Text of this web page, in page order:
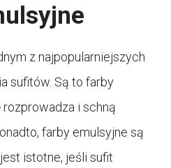
z najpopularniejszych
sufitów. Są to farby
rozprowadza i schną
farby emulsyjne są
istotne, jeśli sufit